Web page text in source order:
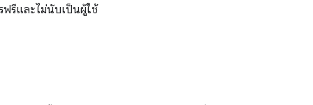
ฟรีและไม่นับเป็นผู้ใช้